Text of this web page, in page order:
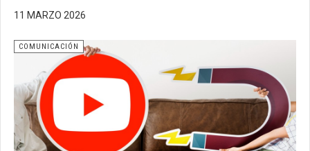
11 MARZO 2026
COMUNICACIÓN